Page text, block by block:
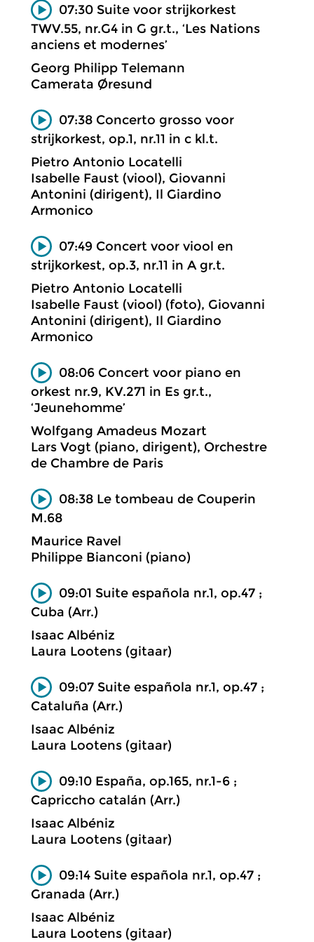
07:30 Suite voor strijkorkest
TWV.55, nr.G4 in G gr.t., ‘Les Nations
anciens et modernes’
Georg Philipp Telemann
Camerata Øresund
07:38 Concerto grosso voor
strijkorkest, op.1, nr.11 in c kl.t.
Pietro Antonio Locatelli
Isabelle Faust (viool), Giovanni
Antonini (dirigent), Il Giardino
Armonico
07:49 Concert voor viool en
strijkorkest, op.3, nr.11 in A gr.t.
Pietro Antonio Locatelli
Isabelle Faust (viool) (foto), Giovanni
Antonini (dirigent), Il Giardino
Armonico
08:06 Concert voor piano en
orkest nr.9, KV.271 in Es gr.t.,
‘Jeunehomme’
Wolfgang Amadeus Mozart
Lars Vogt (piano, dirigent), Orchestre
de Chambre de Paris
08:38 Le tombeau de Couperin
M.68
Maurice Ravel
Philippe Bianconi (piano)
09:01 Suite española nr.1, op.47 ;
Cuba (Arr.)
Isaac Albéniz
Laura Lootens (gitaar)
09:07 Suite española nr.1, op.47 ;
Cataluña (Arr.)
Isaac Albéniz
Laura Lootens (gitaar)
09:10 España, op.165, nr.1-6 ;
Capriccho catalán (Arr.)
Isaac Albéniz
Laura Lootens (gitaar)
09:14 Suite española nr.1, op.47 ;
Granada (Arr.)
Isaac Albéniz
Laura Lootens (gitaar)